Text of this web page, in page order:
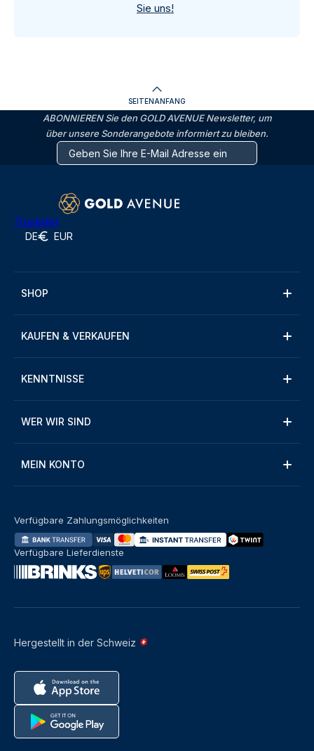
Sie uns!
SEITENANFANG
ABONNIEREN Sie den GOLD AVENUE Newsletter, um
über unsere Sonderangebote informiert zu bleiben.
Trustpilot
DE EUR
SHOP
KAUFEN & VERKAUFEN
KENNTNISSE
WER WIR SIND
MEIN KONTO
Hergestellt in der Schweiz
Verfügbare Zahlungsmöglichkeiten
Verfügbare Lieferdienste